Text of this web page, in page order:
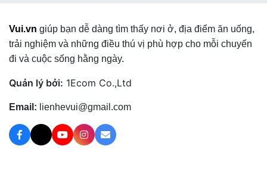
Vui.vn giúp bạn dễ dàng tìm thấy nơi ở, địa điểm ăn uống,
trải nghiệm và những điều thú vị phù hợp cho mỗi chuyến
đi và cuộc sống hằng ngày.
Quản lý bởi: 1Ecom Co.,Ltd
Email: lienhevui@gmail.com